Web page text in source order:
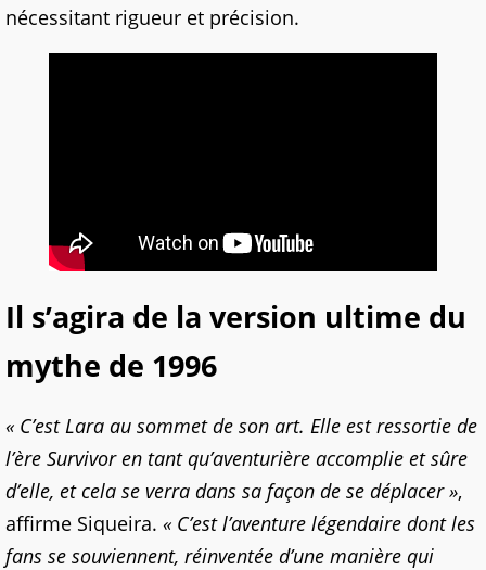
nécessitant rigueur et précision.
Il s’agira de la version ultime du
mythe de 1996
« C’est Lara au sommet de son art. Elle est ressortie de
l’ère Survivor en tant qu’aventurière accomplie et sûre
d’elle, et cela se verra dans sa façon de se déplacer »,
affirme Siqueira. « C’est l’aventure légendaire dont les
fans se souviennent, réinventée d’une manière qui